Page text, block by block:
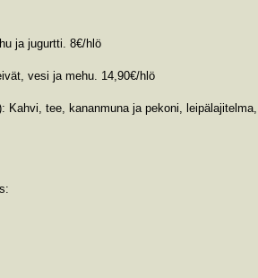
ja jugurtti. 8€/hlö
vesi ja mehu. 14,90€/hlö
tee, kananmuna ja pekoni,